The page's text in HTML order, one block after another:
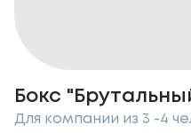
Бокс
Для компании из 3 -4